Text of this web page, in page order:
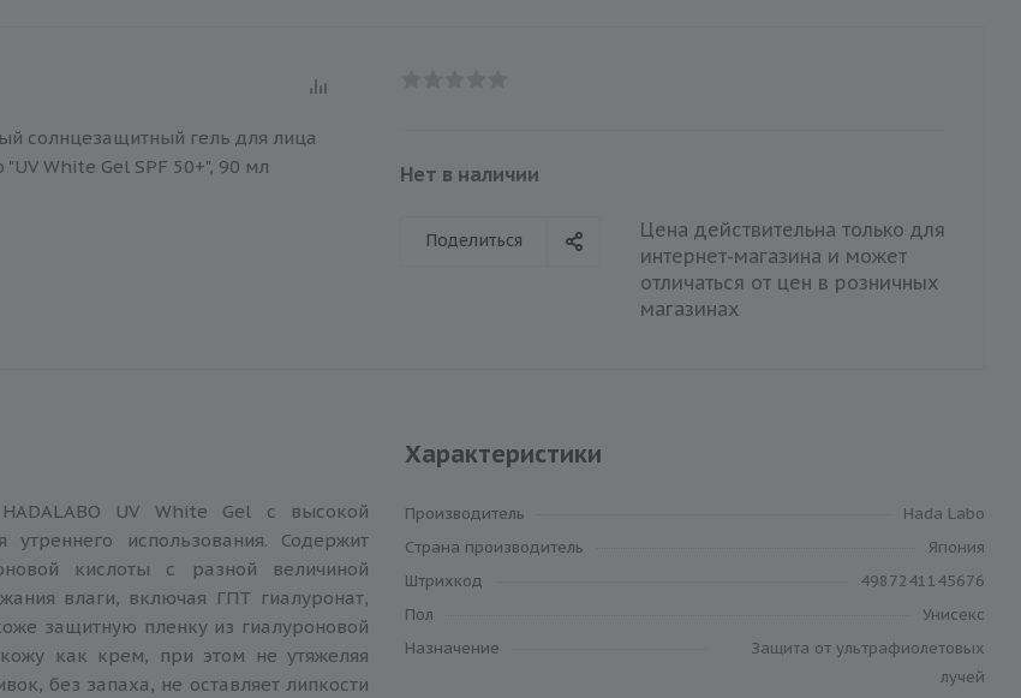
Нет в наличии
Поделиться
Цена действительна только для
интернет-магазина и может
отличаться от цен в розничных
магазинах
UV White Gel с высокой
использования. Содержит
кислоты с разной величиной
влаги, включая ГПТ гиалуронат,
защитную пленку из гиалуроновой
как крем, при этом не утяжеляя
без запаха, не оставляет липкости
Характеристики
Производитель
Hada Labo
Cтрана производитель
Япония
Штрихкод
4987241145676
Пол
Унисекс
Назначение
Защита от ультрафиолетовых
лучей